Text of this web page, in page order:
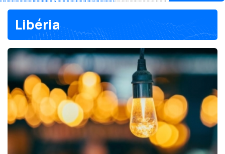
Libéria